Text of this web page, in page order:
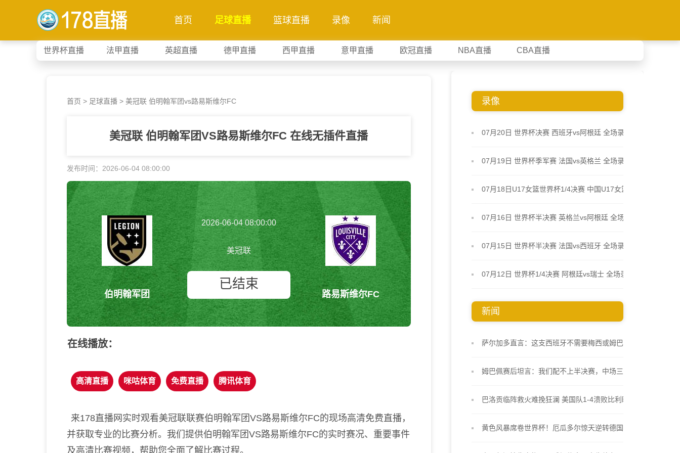
首页 足球直播 篮球直播 录像 新闻
世界杯直播 法甲直播 英超直播 德甲直播 西甲直播 意甲直播 欧冠直播 NBA直播 CBA直播
首页 > 足球直播 > 美冠联 伯明翰军团vs路易斯维尔FC
美冠联 伯明翰军团VS路易斯维尔FC 在线无插件直播
发布时间：2026-06-04 08:00:00
伯明翰军团
2026-06-04 08:00:00
美冠联
已结束
路易斯维尔FC
在线播放：
高清直播 咪咕体育 免费直播 腾讯体育
来178直播网实时观看美冠联联赛伯明翰军团VS路易斯维尔FC的现场高清免费直播，
并获取专业的比赛分析。我们提供伯明翰军团VS路易斯维尔FC的实时赛况、重要事件
及高清比赛视频，帮助您全面了解比赛过程。
录像
07月20日 世界杯决赛 西班牙vs阿根廷 全场录像
07月19日 世界杯季军赛 法国vs英格兰 全场录像
07月18日U17女篮世界杯1/4决赛 中国U17女篮 - 加
07月16日 世界杯半决赛 英格兰vs阿根廷 全场录像
07月15日 世界杯半决赛 法国vs西班牙 全场录像
07月12日 世界杯1/4决赛 阿根廷vs瑞士 全场录像
新闻
萨尔加多直言：这支西班牙不需要梅西或姆巴佩 19岁
姆巴佩赛后坦言：我们配不上半决赛，中场三抢二把
巴洛贡临阵救火难挽狂澜 美国队1-4溃败比利时止步
黄色风暴席卷世界杯！厄瓜多尔惊天逆转德国 非洲大